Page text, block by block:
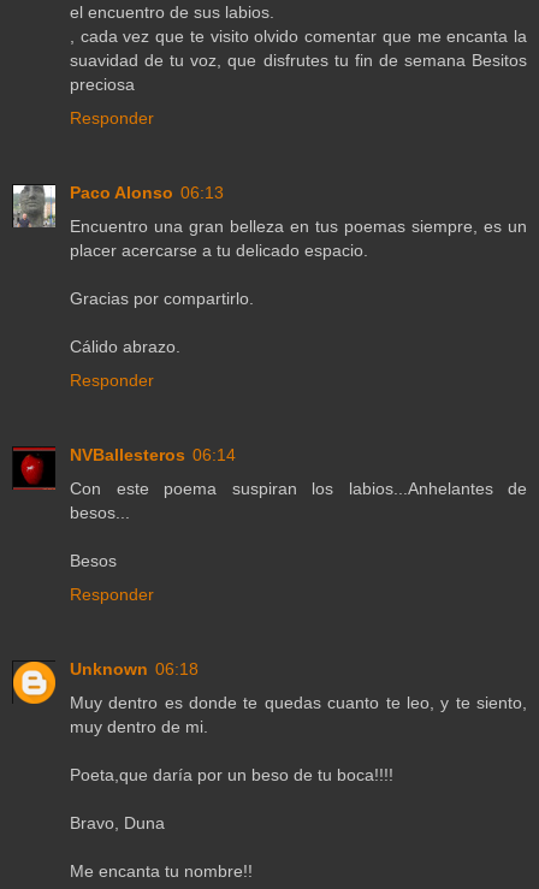
el encuentro de sus labios.
, cada vez que te visito olvido comentar que me encanta la
suavidad de tu voz, que disfrutes tu fin de semana Besitos
preciosa
Responder
Paco Alonso 06:13
Encuentro una gran belleza en tus poemas siempre, es un
placer acercarse a tu delicado espacio.
Gracias por compartirlo.
Cálido abrazo.
Responder
NVBallesteros 06:14
Con este poema suspiran los labios...Anhelantes de
besos...
Besos
Responder
Unknown 06:18
Muy dentro es donde te quedas cuanto te leo, y te siento,
muy dentro de mi.
Poeta,que daría por un beso de tu boca!!!!
Bravo, Duna
Me encanta tu nombre!!